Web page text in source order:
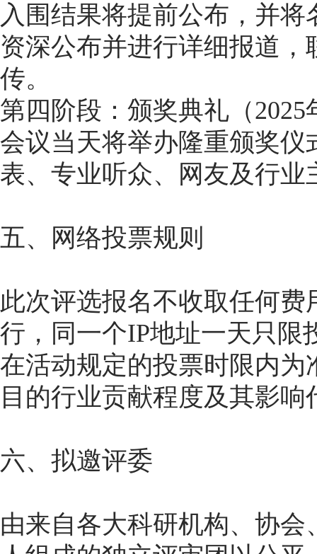
入围结果将提前公布，并将
资深公布并进行详细报道
传。
第四阶段：颁奖典礼（2025
会议当天将举办隆重颁奖
表、专业听众、网友及行
五、网络投票规则
此次评选报名不收取任何
行，同一个IP地址一天只限
在活动规定的投票时限内
目的行业贡献程度及其影
六、拟邀评委
由来自各大科研机构、协